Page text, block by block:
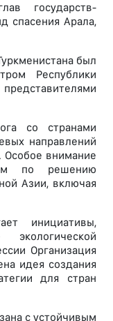
государств-
спасения Арала,
был
Республики
со странами
направлений
Особое внимание
по решению
Азии, включая
инициативы,
Организация
идея создания
для стран
с устойчивым